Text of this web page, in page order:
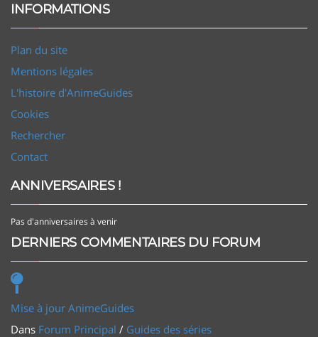
INFORMATIONS
Plan du site
Mentions légales
L'histoire d'AnimeGuides
Cookies
Rechercher
Contact
ANNIVERSAIRES !
Pas d'anniversaires à venir
DERNIERS COMMENTAIRES DU FORUM
Mise à jour AnimeGuides
Dans Forum Principal / Guides des séries